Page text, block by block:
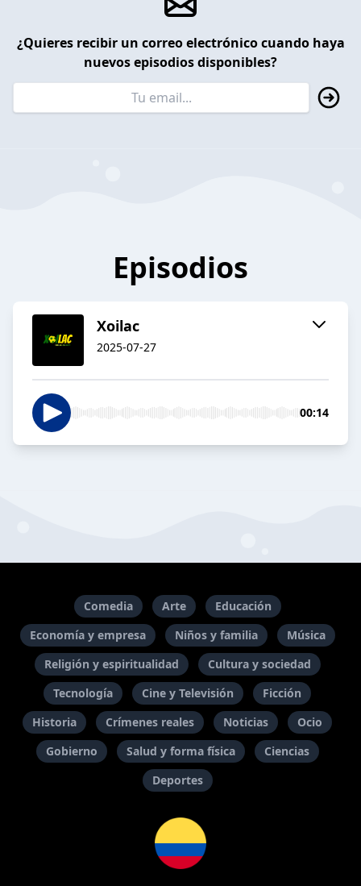
¿Quieres recibir un correo electrónico cuando haya
nuevos episodios disponibles?
Episodios
Xoilac
2025-07-27
00:14
Comedia Arte
Educación
Economía y empresa
Niños y familia
Música
Religión y espiritualidad
Cultura y sociedad
Tecnología
Cine y Televisión
Ficción
Historia
Crímenes reales Noticias
Ocio
Gobierno
Salud y forma física
Ciencias
Deportes